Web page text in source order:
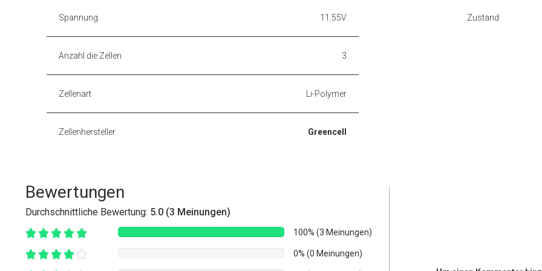
Spannung 11.55V
Anzahl die Zellen 3
Zellenart Li-Polymer
Zellenhersteller Greencell
Zustand
Bewertungen
Durchschnittliche Bewertung: 5.0 (3 Meinungen)
100% (3 Meinungen)
0% (0 Meinungen)